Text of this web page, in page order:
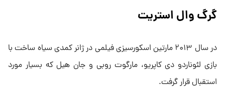
گرگ وال استریت
در سال ۲۰۱۳ مارتین اسکورسیزی فیلمی در ژانر کمدی سیاه ساخت با
بازی لئوناردو دی کاپریو، مارگوت روبی و جان هیل که بسیار مورد
استقبال قرار گرفت.